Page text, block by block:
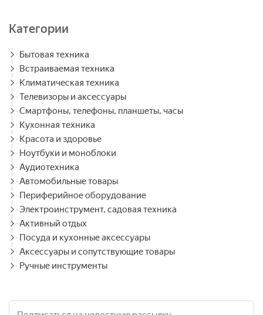
Категории
Бытовая техника
Встраиваемая техника
Климатическая техника
Телевизоры и аксессуары
Смартфоны, телефоны, планшеты, часы
Кухонная техника
Красота и здоровье
Ноутбуки и моноблоки
Аудиотехника
Автомобильные товары
Периферийное оборудование
Электроинструмент, садовая техника
Активный отдых
Посуда и кухонные аксессуары
Аксессуары и сопутствующие товары
Ручные инструменты